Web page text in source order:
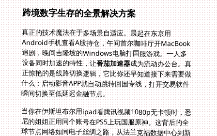
跨境数字生存的全景解决方案
真正的技术魔法在于多场景自适应。晨起在东京用
Android手机查看A股持仓，午间首尔咖啡厅开MacBook
追剧，晚间吉隆坡的Windows电脑打国服游戏。一人多
设备同时加速的特性，让番茄加速器成为流动办公台。真
正惊艳的是线路切换逻辑，它比你还早知道接下来需要做
什么：启动影音APP就自动跳转回国专线，打开交易软件
瞬间切换至低延迟金融节点。
当你在伊斯坦布尔用ipad看腾讯视频1080p无卡顿时，悉
尼的姐姐正用同个账号在PS5上玩国服原神。这背后的全
球节点网络如同电子丝绸之路，从法兰克福数据中心到新